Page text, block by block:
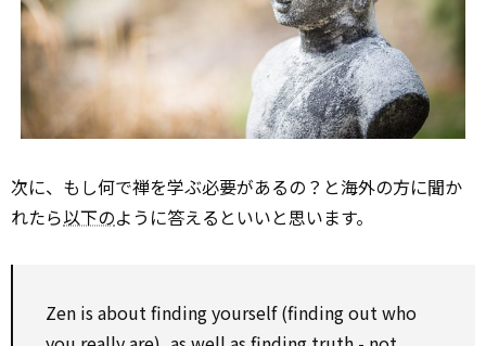
次に、もし何で禅を学ぶ必要があるの？と海外の方に聞か
れたら以下のように答えるといいと思います。
Zen is about finding yourself (finding out who